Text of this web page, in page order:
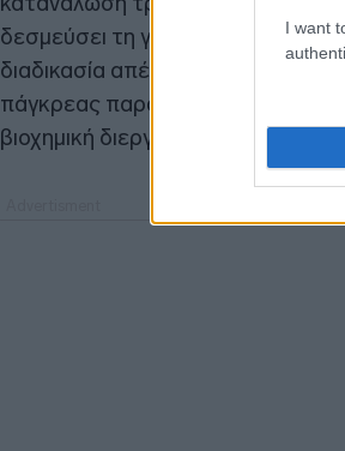
I want
δεσμεύσει τη γλυκόζη από το
διαδικασία απέκκρισης της
πάγκρεας παράγει όλο και
βιοχημική διεργασία.